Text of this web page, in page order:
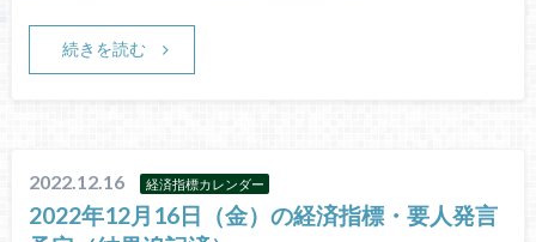
続きを読む
2022.12.16 経済指標カレンダー
2022年12月16日（金）の経済指標・要人発言